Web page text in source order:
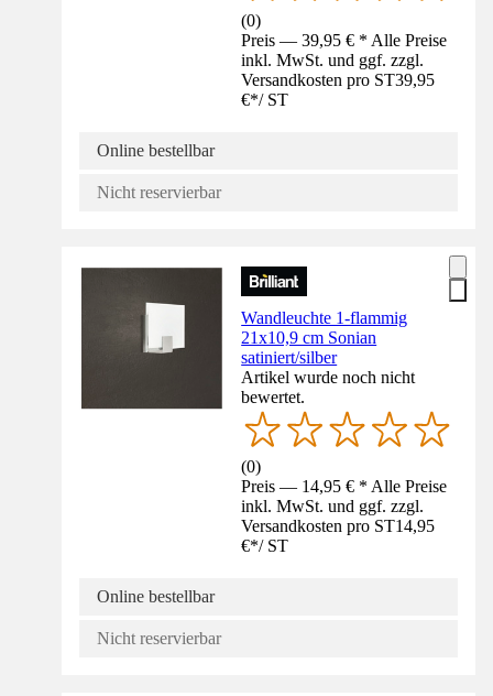
(0)
Preis — 39,95 € * Alle Preise
inkl. MwSt. und ggf. zzgl.
Versandkosten pro ST39,95
€*/ ST
Online bestellbar
Nicht reservierbar
Wandleuchte 1-flammig
21x10,9 cm Sonian
satiniert/silber
Artikel wurde noch nicht
bewertet.
(0)
Preis — 14,95 € * Alle Preise
inkl. MwSt. und ggf. zzgl.
Versandkosten pro ST14,95
€*/ ST
Online bestellbar
Nicht reservierbar